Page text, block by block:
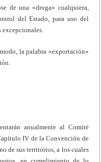
de una «droga» cualquiera,
del Estado, para uso del
excepcionales.
la palabra «exportación»
anualmente al Comité
IV de la Convención de
de sus territorios, a los cuales